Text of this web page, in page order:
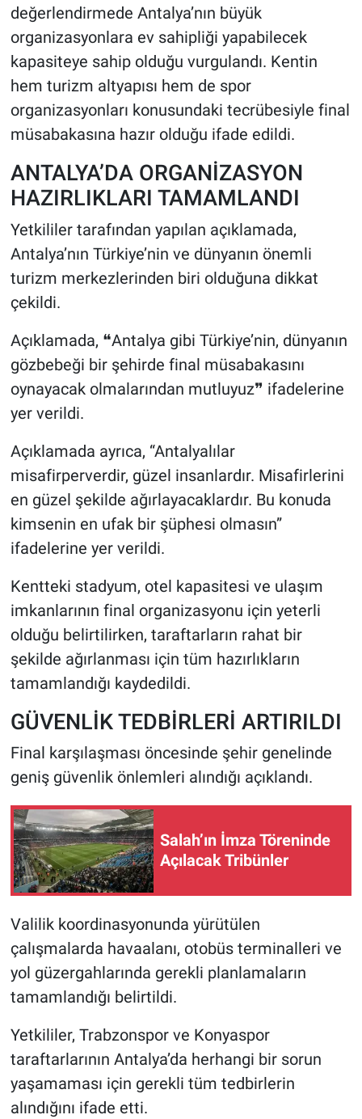
değerlendirmede Antalya’nın büyük
organizasyonlara ev sahipliği yapabilecek
kapasiteye sahip olduğu vurgulandı. Kentin
hem turizm altyapısı hem de spor
organizasyonları konusundaki tecrübesiyle final
müsabakasına hazır olduğu ifade edildi.
ANTALYA’DA ORGANİZASYON
HAZIRLIKLARI TAMAMLANDI
Yetkililer tarafından yapılan açıklamada,
Antalya’nın Türkiye’nin ve dünyanın önemli
turizm merkezlerinden biri olduğuna dikkat
çekildi.
Açıklamada, ❝Antalya gibi Türkiye’nin, dünyanın
gözbebeği bir şehirde final müsabakasını
oynayacak olmalarından mutluyuz❞ ifadelerine
yer verildi.
Açıklamada ayrıca, “Antalyalılar
misafirperverdir, güzel insanlardır. Misafirlerini
en güzel şekilde ağırlayacaklardır. Bu konuda
kimsenin en ufak bir şüphesi olmasın”
ifadelerine yer verildi.
Kentteki stadyum, otel kapasitesi ve ulaşım
imkanlarının final organizasyonu için yeterli
olduğu belirtilirken, taraftarların rahat bir
şekilde ağırlanması için tüm hazırlıkların
tamamlandığı kaydedildi.
GÜVENLİK TEDBİRLERİ ARTIRILDI
Final karşılaşması öncesinde şehir genelinde
geniş güvenlik önlemleri alındığı açıklandı.
Salah’ın İmza Töreninde
Açılacak Tribünler
Valilik koordinasyonunda yürütülen
çalışmalarda havaalanı, otobüs terminalleri ve
yol güzergahlarında gerekli planlamaların
tamamlandığı belirtildi.
Yetkililer, Trabzonspor ve Konyaspor
taraftarlarının Antalya’da herhangi bir sorun
yaşamaması için gerekli tüm tedbirlerin
alındığını ifade etti.
Bilim, Teknoloji